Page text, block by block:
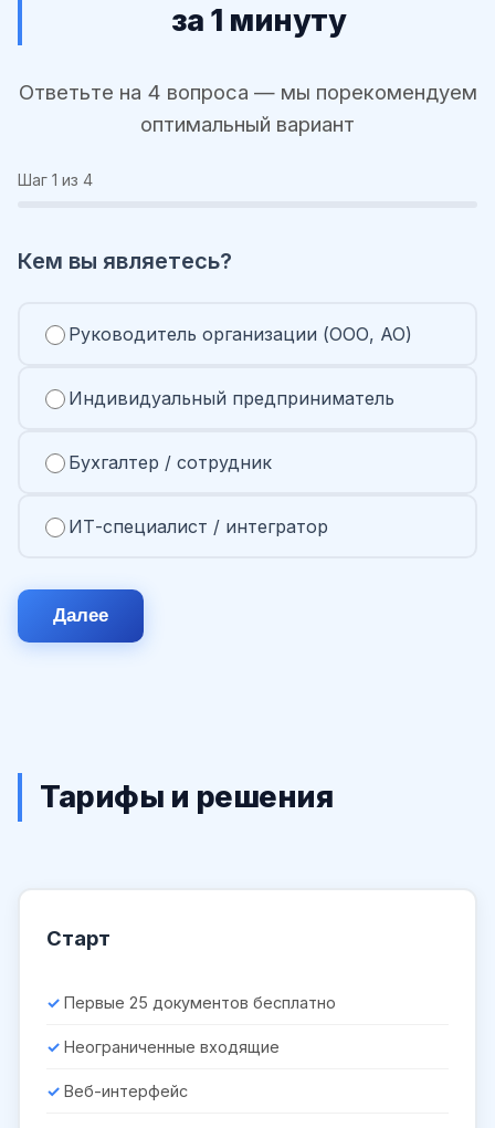
за 1 минуту
Ответьте на 4 вопроса — мы порекомендуем
оптимальный вариант
Шаг 1 из 4
Кем вы являетесь?
Руководитель организации (ООО, АО)
Индивидуальный предприниматель
Бухгалтер / сотрудник
ИТ-специалист / интегратор
Далее
Тарифы и решения
Старт
Первые 25 документов бесплатно
Неограниченные входящие
Веб-интерфейс